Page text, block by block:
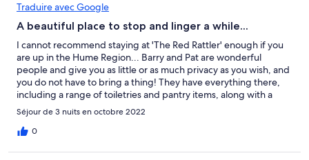
Traduire avec Google
A beautiful place to stop and linger a while...
I cannot recommend staying at 'The Red Rattler' enough if you
are up in the Hume Region... Barry and Pat are wonderful
people and give you as little or as much privacy as you wish, and
you do not have to bring a thing! They have everything there,
including a range of toiletries and pantry items, along with a
continental breakfast included in the price... and the nightly rate
is cheaper than most standard hotel/motel rooms. So clean, and
a lovely place to rest and recuperate with lots to see in the area.
Séjour de 3 nuits en octobre 2022
0